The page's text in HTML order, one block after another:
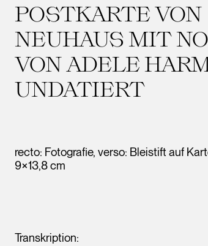
POSTKARTE VON
NEUHAUS MIT
VON ADELE
UNDATIERT
recto: Fotografie, verso: Bleistift auf
9×13,8 cm
Transkription: